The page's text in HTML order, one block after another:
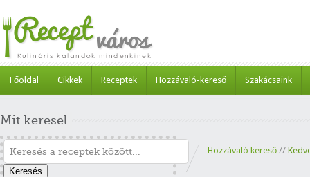
Főoldal Cikkek Receptek Hozzávaló-kereső Szakácsaink
Mit keresel
Keresés
Hozzávaló kereső //